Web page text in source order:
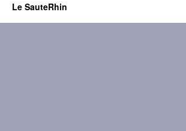
Le SauteRhin